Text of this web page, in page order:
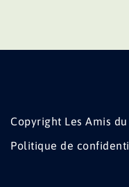
Copyright Les Amis
Politique de